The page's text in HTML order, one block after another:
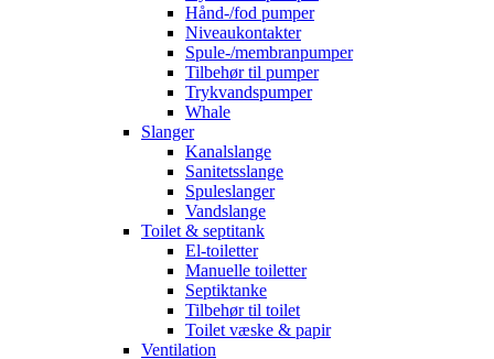
Hånd-/fod pumper
Niveaukontakter
Spule-/membranpumper
Tilbehør til pumper
Trykvandspumper
Whale
Slanger
Kanalslange
Sanitetsslange
Spuleslanger
Vandslange
Toilet & septitank
El-toiletter
Manuelle toiletter
Septiktanke
Tilbehør til toilet
Toilet væske & papir
Ventilation